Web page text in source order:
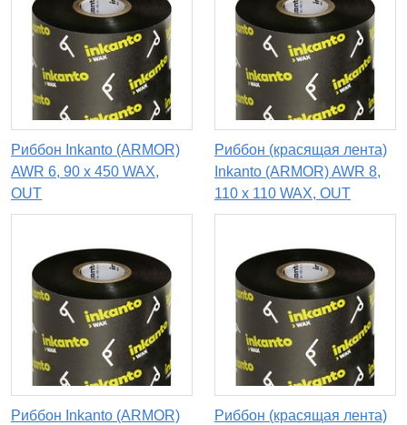
Риббон Inkanto (ARMOR)
AWR 6, 90 x 450 WAX,
OUT
Риббон (красящая лента)
Inkanto (ARMOR) AWR 8,
110 x 110 WAX, OUT
Риббон Inkanto (ARMOR)
Риббон (красящая лента)